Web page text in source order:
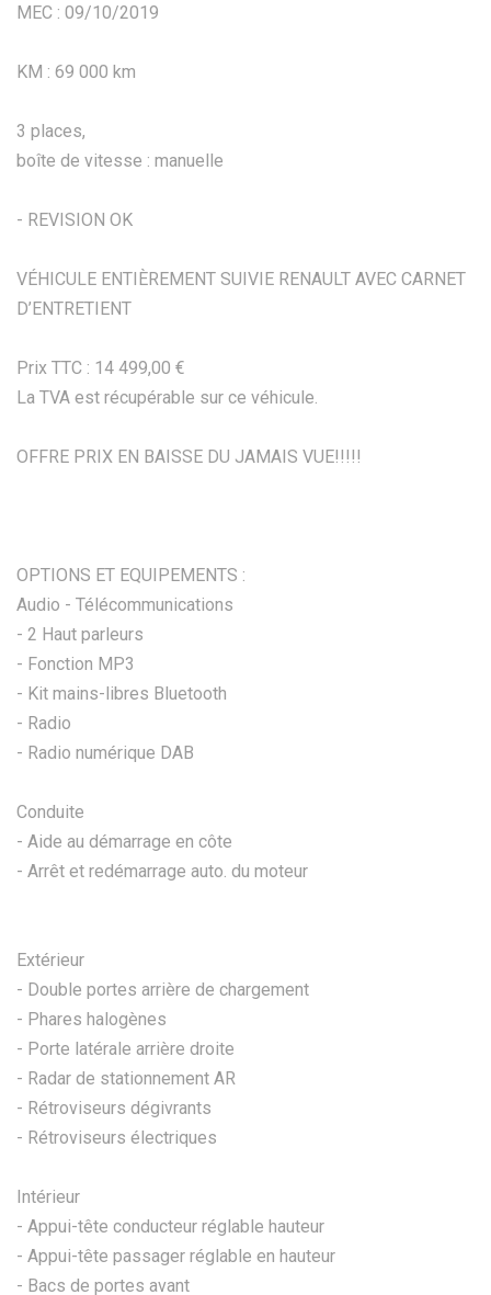
MEC : 09/10/2019
KM : 69 000 km
3 places,
boîte de vitesse : manuelle
- REVISION OK
VÉHICULE ENTIÈREMENT SUIVIE RENAULT AVEC CARNET
D’ENTRETIENT
Prix TTC : 14 499,00 €
La TVA est récupérable sur ce véhicule.
OFFRE PRIX EN BAISSE DU JAMAIS VUE!!!!!
OPTIONS ET EQUIPEMENTS :
Audio - Télécommunications
- 2 Haut parleurs
- Fonction MP3
- Kit mains-libres Bluetooth
- Radio
- Radio numérique DAB
Conduite
- Aide au démarrage en côte
- Arrêt et redémarrage auto. du moteur
Extérieur
- Double portes arrière de chargement
- Phares halogènes
- Porte latérale arrière droite
- Radar de stationnement AR
- Rétroviseurs dégivrants
- Rétroviseurs électriques
Intérieur
- Appui-tête conducteur réglable hauteur
- Appui-tête passager réglable en hauteur
- Bacs de portes avant